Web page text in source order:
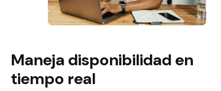
Maneja disponibilidad en
tiempo real